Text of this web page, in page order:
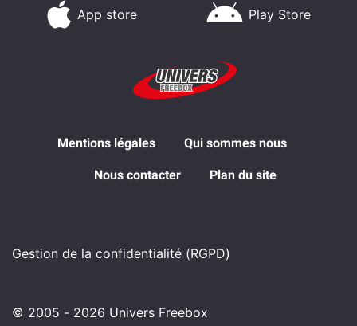
App store Play Store
Mentions légales Qui sommes nous
Nous contacter Plan du site
Gestion de la confidentialité (RGPD)
© 2005 - 2026 Univers Freebox